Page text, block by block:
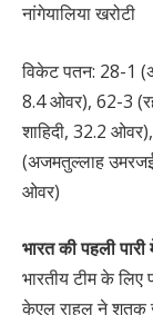
नांगेयालिया
विकेट पतन: 28-1
8.4 ओवर), 62-3
शाहिदी, 32.2
(अजमतुल्लाह
ओवर)
भारत की पहली
भारतीय टीम के
केएल राहुल ने शतक